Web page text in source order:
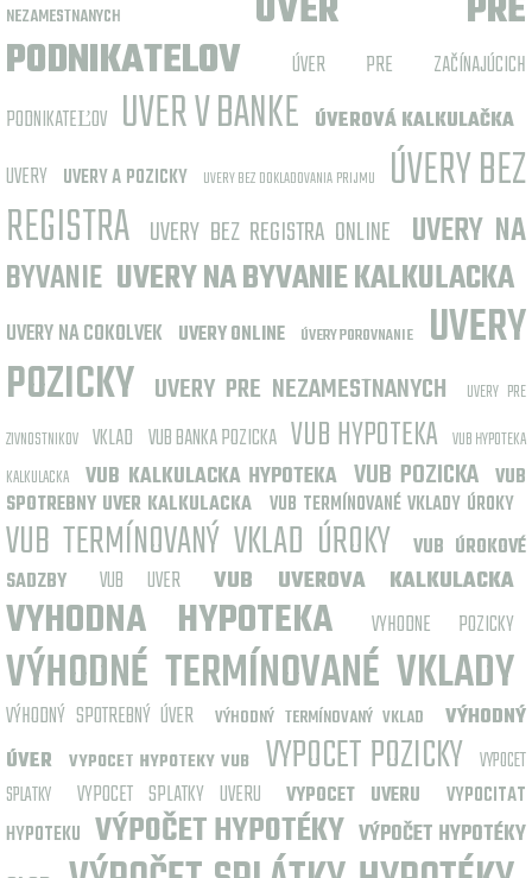
NEZAMESTNANYCH
PODNIKATELOV
ÚVER PRE ZAČÍNAJÚCICH
PODNIKATEĽOV UVER V BANKE ÚVEROVÁ KALKULAČKA
UVERY UVERY A POZICKY UVERY BEZ DOKLADOVANIA PRIJMU
ÚVERY BEZ
REGISTRA UVERY BEZ REGISTRA ONLINE UVERY NA
BYVANIE UVERY NA BYVANIE KALKULACKA
UVERY NA COKOLVEK UVERY ONLINE ÚVERY POROVNANIE
UVERY
POZICKY UVERY PRE NEZAMESTNANYCH
UVERY PRE
ZIVNOSTNIKOV VKLAD VUB BANKA POZICKA VUB HYPOTEKA VUB HYPOTEKA
KALKULACKA
VUB KALKULACKA HYPOTEKA VUB POZICKA VUB
SPOTREBNY UVER KALKULACKA VUB TERMÍNOVANÉ VKLADY ÚROKY
VUB TERMÍNOVANÝ VKLAD ÚROKY
VUB ÚROKOVÉ
SADZBY
VUB UVER VUB UVEROVA KALKULACKA
VYHODNA HYPOTEKA VYHODNE POZICKY
VÝHODNÉ TERMÍNOVANÉ VKLADY
VÝHODNÝ SPOTREBNÝ ÚVER VÝHODNÝ TERMÍNOVANÝ VKLAD
VÝHODNÝ
ÚVER
VYPOCET HYPOTEKY VUB VYPOCET POZICKY VYPOCET
SPLATKY
VYPOCET SPLATKY UVERU VYPOCET UVERU
VYPOCITAT
HYPOTEKU VÝPOČET HYPOTÉKY VÝPOČET HYPOTÉKY